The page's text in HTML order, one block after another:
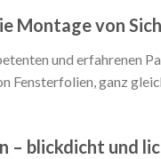
Montage von
und erfahrenen
Fensterfolien, ganz
– blickdicht und